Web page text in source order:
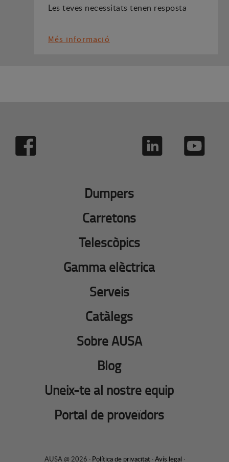
Les teves necessitats tenen resposta
Més informació
Dumpers
Carretons
Telescòpics
Gamma elèctrica
Serveis
Catàlegs
Sobre AUSA
Blog
Uneix-te al nostre equip
Portal de proveïdors
AUSA @ 2026 · Política de privacitat·Avís legal ·